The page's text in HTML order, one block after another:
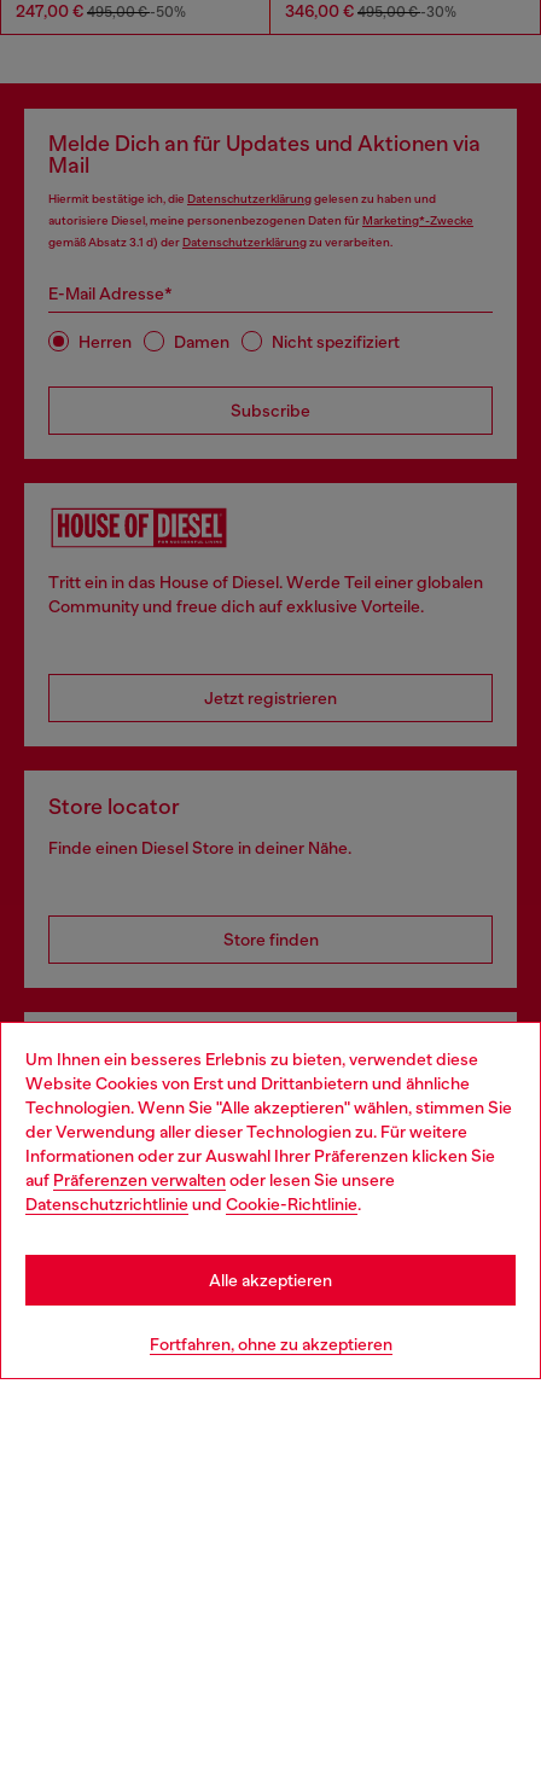
Um Ihnen ein besseres Erlebnis zu bieten, verwendet diese
Website Cookies von Erst und Drittanbietern und ähnliche
Technologien. Wenn Sie "Alle akzeptieren" wählen, stimmen Sie
der Verwendung aller dieser Technologien zu. Für weitere
Informationen oder zur Auswahl Ihrer Präferenzen klicken Sie
auf Präferenzen verwaltenoder lesen Sie unsere
Datenschutzrichtlinieund Cookie-Richtlinie.
Fortfahren, ohne zu akzeptieren
Alle akzeptieren
247,00 € 495,00 €-50% 346,00 € 495,00 €-30%
Melde Dich an für Updates und Aktionen via
Mail
Hiermit bestätige ich, die Datenschutzerklärunggelesen zu haben und
autorisiere Diesel, meine personenbezogenen Daten fürMarketing*-Zwecke
gemäß Absatz 3.1 d) derDatenschutzerklärungzu verarbeiten.
E-Mail Adresse*
Herren Damen Nicht spezifiziert
Subscribe
Tritt ein in das House of Diesel. Werde Teil einer globalen
Community und freue dich auf exklusive Vorteile.
Jetzt registrieren
Store locator
Finde einen Diesel Store in deiner Nähe.
Store finden
Omnichannel-Services
Entdecke unser gesamtes Service-Angebot, online und
im Store.
Mehr erfahren
Choose your location
You are currently browsing Deutschland website, but it seems
you may be based in United States